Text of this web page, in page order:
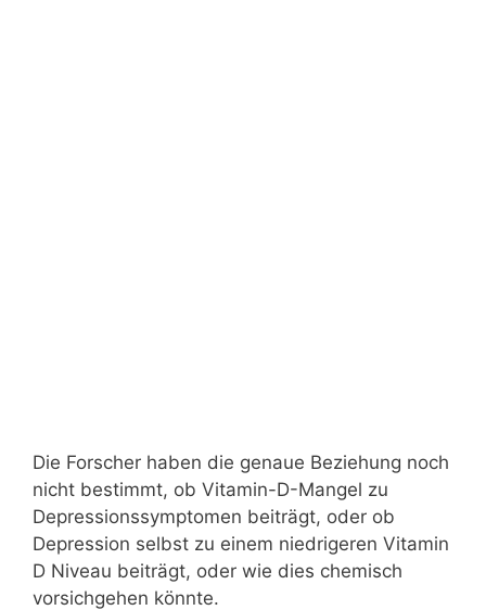
Die Forscher haben die genaue Beziehung noch
nicht bestimmt, ob Vitamin-D-Mangel zu
Depressionssymptomen beiträgt, oder ob
Depression selbst zu einem niedrigeren Vitamin
D Niveau beiträgt, oder wie dies chemisch
vorsichgehen könnte.